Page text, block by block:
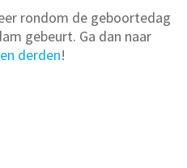
rondom de geboortedag
gebeurt. Ga dan naar
derden!